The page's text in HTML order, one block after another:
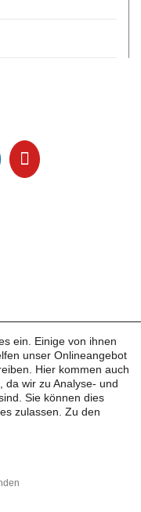
ein. Einige von ihnen
unser Onlineangebot
Hier kommen auch
da wir zu Analyse- und
Sie können dies
zulassen. Zu den